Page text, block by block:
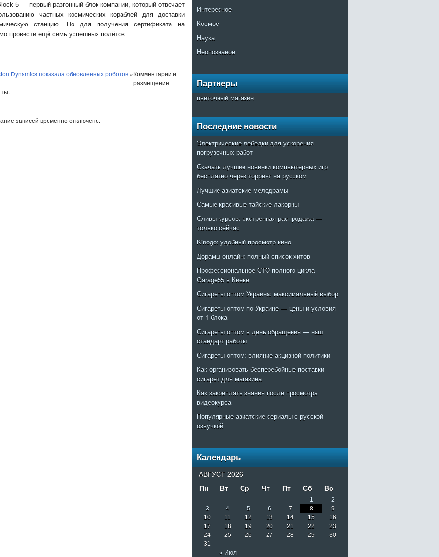
5 — первый разгонный блок компании, который отвечает
частных космических кораблей для доставки
станцию. Но для получения сертификата на
провести ещё семь успешных полётов.
Dynamics показала обновленных роботов »Комментарии и
размещение
записей временно отключено.
Интересное
Космос
Наука
Неопознаное
Партнеры
цветочный магазин
Последние новости
Электрические лебедки для ускорения
погрузочных работ
Скачать лучшие новинки компьютерных игр
бесплатно через торрент на русском
Лучшие азиатские мелодрамы
Самые красивые тайские лакорны
Сливы курсов: экстренная распродажа —
только сейчас
Kinogo: удобный просмотр кино
Дорамы онлайн: полный список хитов
Профессиональное СТО полного цикла
Garage55 в Киеве
Сигареты оптом Украина: максимальный выбор
Сигареты оптом по Украине — цены и условия
от 1 блока
Сигареты оптом в день обращения — наш
стандарт работы
Сигареты оптом: влияние акцизной политики
Как организовать бесперебойные поставки
сигарет для магазина
Как закреплять знания после просмотра
видеокурса
Популярные азиатские сериалы с русской
озвучкой
Календарь
АВГУСТ 2026
Пн
Вт Ср Чт Пт Сб Вс
« Июл
1
2
3
4 5 6 7 8
9
10
11 12 13 14 15
16
17
18 19 20 21 22
23
24
25 26 27 28 29
30
31